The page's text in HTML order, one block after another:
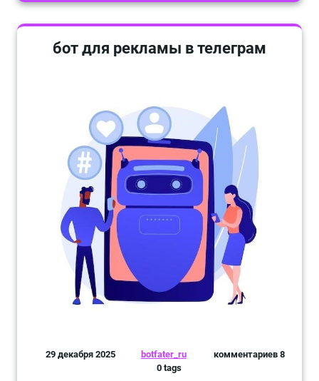
бот для рекламы в телеграм
29 декабря 2025 botfater_ru
комментариев 8
0 tags